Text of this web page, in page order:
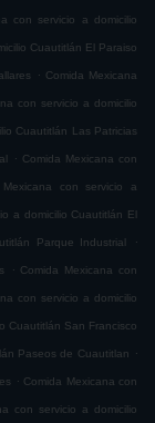
con servicio a domicilio
Cuautitlán El Paraiso
. Comida Mexicana
con servicio a domicilio
Cuautitlán Las Patricias
. Comida Mexicana con
Mexicana con servicio a
a domicilio Cuautitlán El
Parque Industrial .
. Comida Mexicana con
con servicio a domicilio
Cuautitlán San Francisco
Paseos de Cuautitlan .
. Comida Mexicana con
con servicio a domicilio